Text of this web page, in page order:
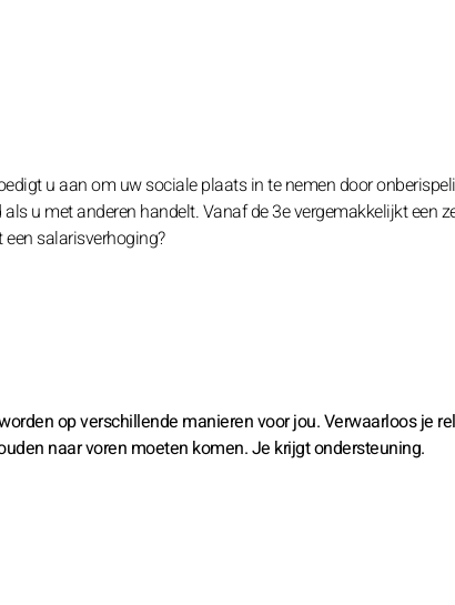
u aan om uw sociale plaats in te nemen door
u met anderen handelt. Vanaf de 3e vergemakkelijkt een
salarisverhoging?
op verschillende manieren voor jou. Verwaarloos je
naar voren moeten komen. Je krijgt ondersteuning.